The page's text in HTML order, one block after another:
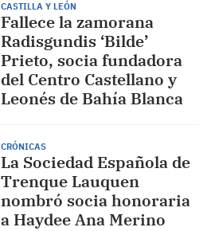
CASTILLA Y LEÓN
Fallece la zamorana
Radisgundis ‘Bilde’
Prieto, socia fundadora
del Centro Castellano y
Leonés de Bahía Blanca
CRÓNICAS
La Sociedad Española de
Trenque Lauquen
nombró socia honoraria
a Haydee Ana Merino